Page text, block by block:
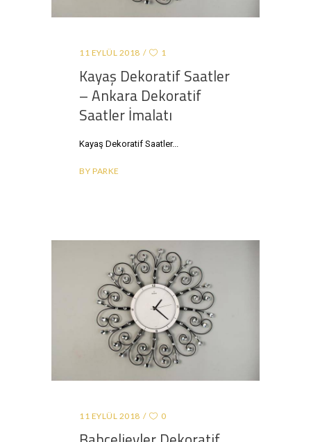
11 EYLÜL 2018 1
Kayaş Dekoratif Saatler
– Ankara Dekoratif
Saatler İmalatı
Kayaş Dekoratif Saatler
BY PARKE
11 EYLÜL 2018 0